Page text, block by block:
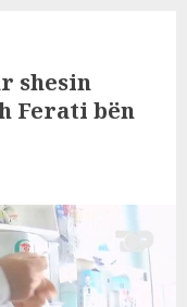
shesin
Ferati bën